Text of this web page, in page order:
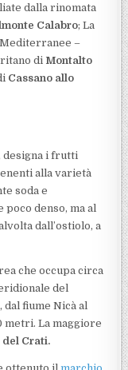
dalla rinomata
Calabro; La
–
di Montalto
Cassano allo
designa i frutti
alla varietà
soda e
denso, ma al
dall’ostiolo, a
che occupa circa
del
dal fiume Nicà al
metri. La maggiore
del Crati.